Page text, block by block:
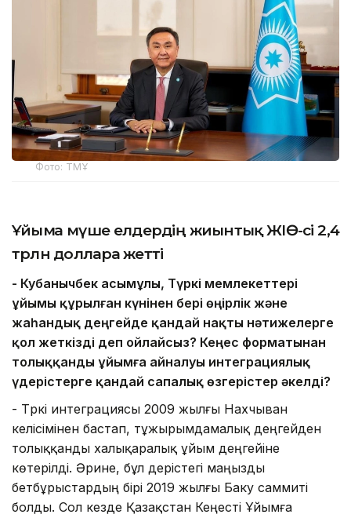
Фото: ТМҰ
Ұйымға мүше елдердің жиынтық ЖІӨ-сі 2,4
трлн долларға жетті
- Кубанычбек Қасымұлы, Түркі мемлекеттері
ұйымы құрылған күнінен бері өңірлік және
жаһандық деңгейде қандай нақты нәтижелерге
қол жеткізді деп ойлайсыз? Кеңес форматынан
толыққанды ұйымға айналуы интеграциялық
үдерістерге қандай сапалық өзгерістер әкелді?
- Түркі интеграциясы 2009 жылғы Нахчыван
келісімінен бастап, тұжырымдамалық деңгейден
толыққанды халықаралық ұйым деңгейіне
көтерілді. Әрине, бұл үдерістегі маңызды
бетбұрыстардың бірі 2019 жылғы Баку саммиті
болды. Сол кезде Қазақстан Кеңесті Ұйымға